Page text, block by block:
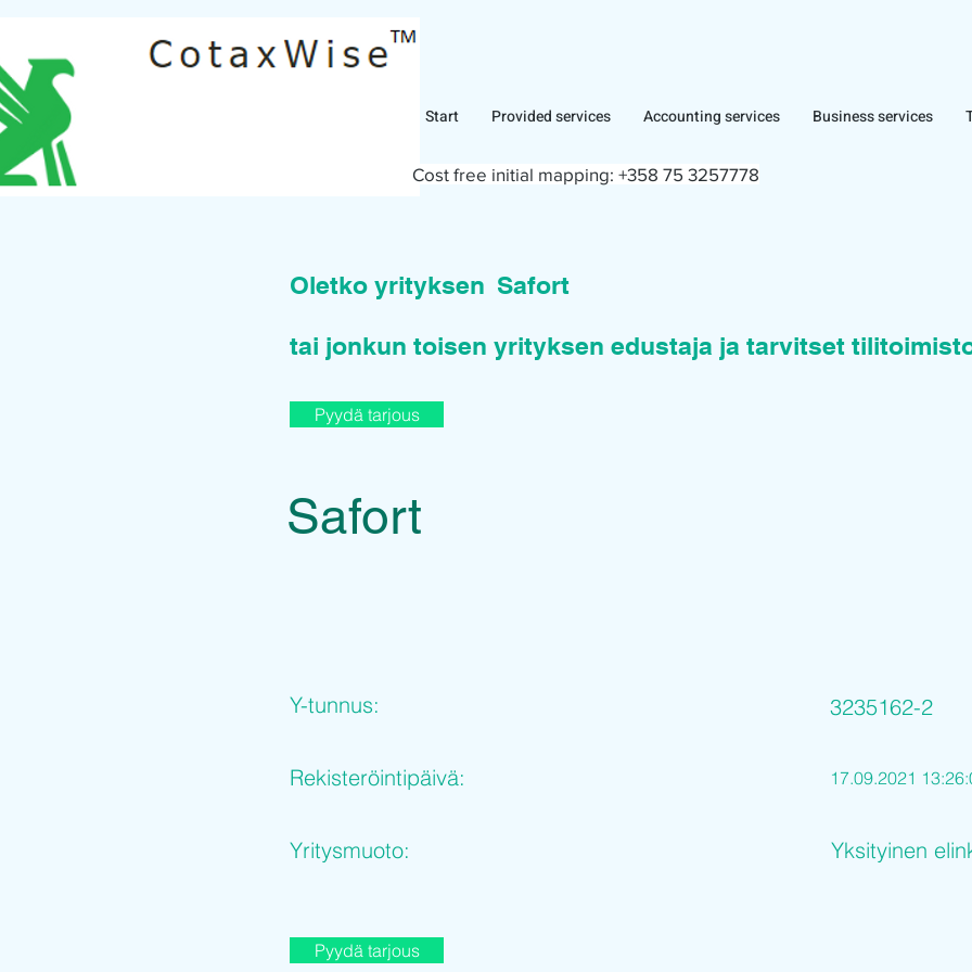
Start Provided services Accounting services Business services
Cost free initial mapping: +358 75 3257778
Oletko yrityksen Safort
tai jonkun toisen yrityksen edustaja ja tarvitset
Pyydä tarjous
Safort
Y-tunnus:
Rekisteröintipäivä:
Yritysmuoto:
3235162-2
17.09.2021
Yksityinen
Pyydä tarjous